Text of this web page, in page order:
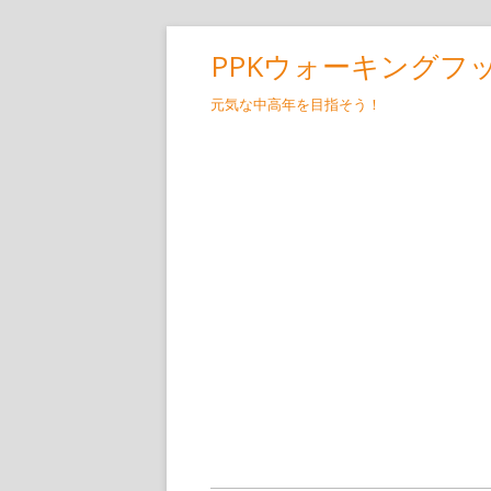
PPKウォーキングフ
元気な中高年を目指そう！